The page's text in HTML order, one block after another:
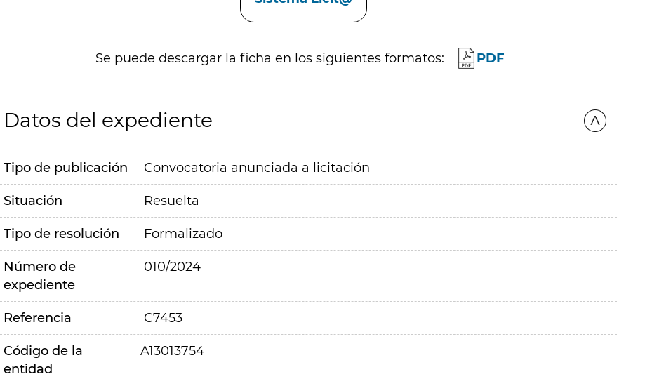
Se puede descargar la ficha en los siguientes formatos: PDF
Datos del expediente
Tipo de publicación Convocatoria anunciada a licitación
Situación Resuelta
Tipo de resolución Formalizado
Número de
expediente
010/2024
Referencia C7453
Código de la
entidad
A13013754